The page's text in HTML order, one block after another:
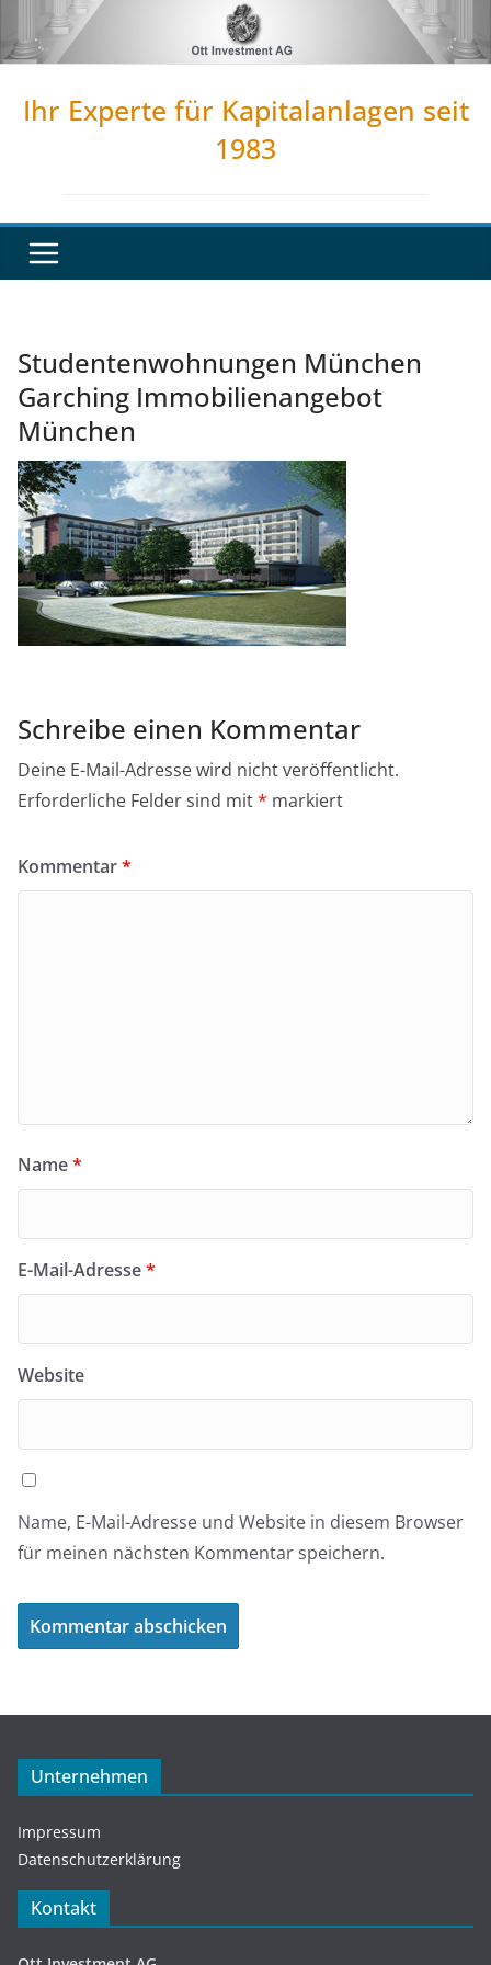
Inhalt
Ihr Experte für Kapitalanlagen seit
1983
Studentenwohnungen München
Garching Immobilienangebot
München
Schreibe einen Kommentar
Deine E-Mail-Adresse wird nicht veröffentlicht.
Erforderliche Felder sind mit* markiert
Kommentar*
Name*
E-Mail-Adresse*
Website
Name, E-Mail-Adresse und Website in diesem Browser
für meinen nächsten Kommentar speichern.
Unternehmen
Impressum
Datenschutzerklärung
Kontakt